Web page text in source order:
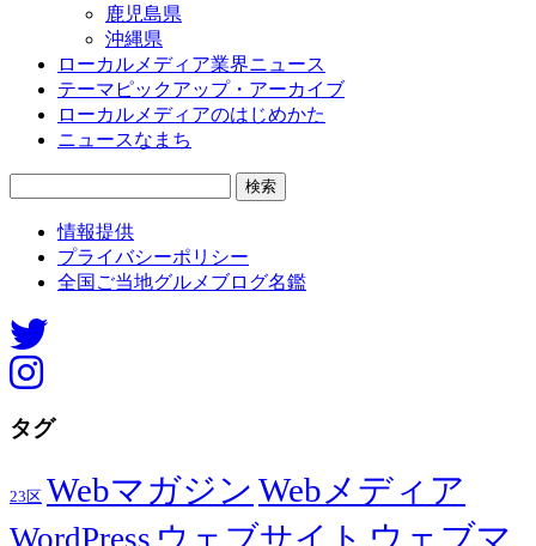
鹿児島県
沖縄県
ローカルメディア業界ニュース
テーマピックアップ・アーカイブ
ローカルメディアのはじめかた
ニュースなまち
情報提供
プライバシーポリシー
全国ご当地グルメブログ名鑑
タグ
23区 Webマガジン Webメディア
ウェブサイト ウェブマ